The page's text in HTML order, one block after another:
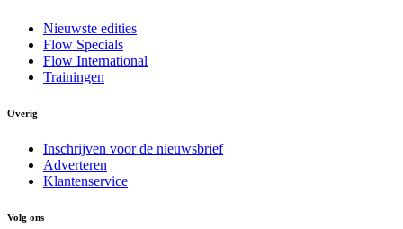
Nieuwste edities
Flow Specials
Flow International
Trainingen
Overig
Inschrijven voor de nieuwsbrief
Adverteren
Klantenservice
Volg ons